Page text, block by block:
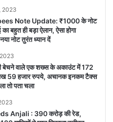
2023
Note Update: ₹1000 के नोट
बहुत ही बड़ा ऐलान, ऐसा होगा
नोट तुरंत ध्यान दें
बेचने वाले एक शख्स के अकाउंट में 172
59 हजार रुपये, अचानक इनकम टैक्स
तो पता चला
Anjali : 390 करोड़ की रेड,